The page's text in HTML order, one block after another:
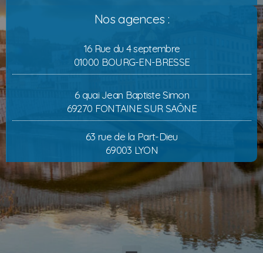
Nos agences :
16 Rue du 4 septembre
01000 BOURG-EN-BRESSE
6 quai Jean Baptiste Simon
69270 FONTAINE SUR SAÔNE
63 rue de la Part-Dieu
69003 LYON